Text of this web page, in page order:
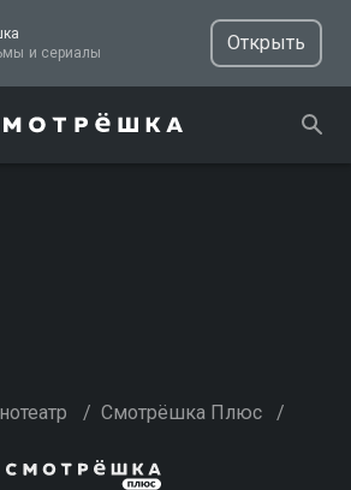
ТВ, фильмы и сериалы
Открыть
/ Смотрёшка Плюс /